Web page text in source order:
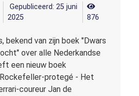
Gepubliceerd: 25 juni
2025
876
bekend van zijn boek "Dwars
over alle Nederkandse
een nieuw boek
protegé - Het
coureur Jan de